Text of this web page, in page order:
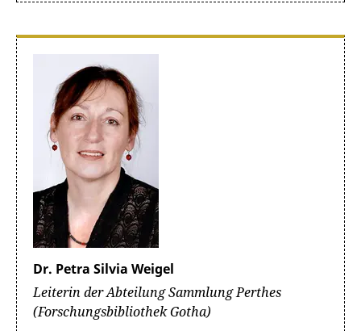
Dr. Petra Silvia Weigel
Leiterin der Abteilung Sammlung Perthes
(Forschungsbibliothek Gotha)